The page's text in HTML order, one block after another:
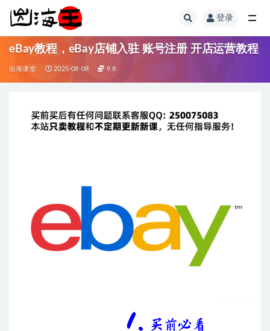
登录
eBay教程，eBay店铺入驻 账号注册 开店运营教程
出海课堂 2025-08-08 9.8
全部